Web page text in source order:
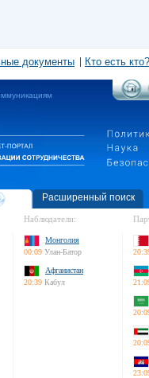
документы Кто есть кто?
Расширенный поиск
Наблюдатели:
Монголия
00:09 Улан-Батор
Афганистан
20:39 Кабул